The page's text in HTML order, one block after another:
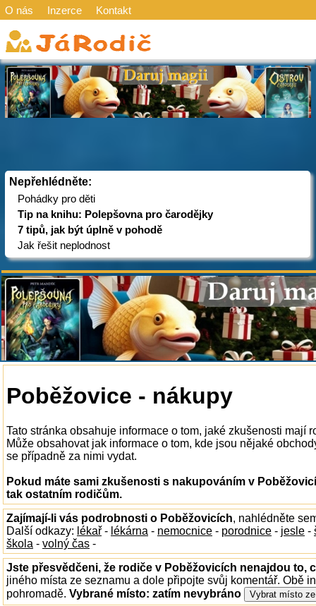
O nás Inzerce Kontakt
Nepřehlédněte:
Pohádky pro děti
Tip na knihu: Polepšovna pro čarodějky
7 tipů, jak být úplně v pohodě
Jak řešit neplodnost
Poběžovice - nákupy
Tato stránka obsahuje informace o tom, jaké zkušenosti mají
Může obsahovat jak informace o tom, kde jsou nějaké
se případně za nimi vydat.
Pokud máte sami zkušenosti s nakupováním v
tak ostatním rodičům.
Zajímají-li vás podrobnosti o Poběžovicích, nahlédněte
Další odkazy: lékař - lékárna - nemocnice - porodnice - jesle -
škola - volný čas -
Jste přesvědčeni, že rodiče v Poběžovicích nenajdou to,
jiného místa ze seznamu a dole připojte svůj komentář. Obě
pohromadě. Vybrané místo: zatím nevybráno